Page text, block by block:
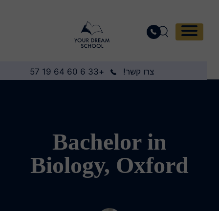
צרו קשר! +33 6 60 64 19 57
Bachelor in
Biology, Oxford